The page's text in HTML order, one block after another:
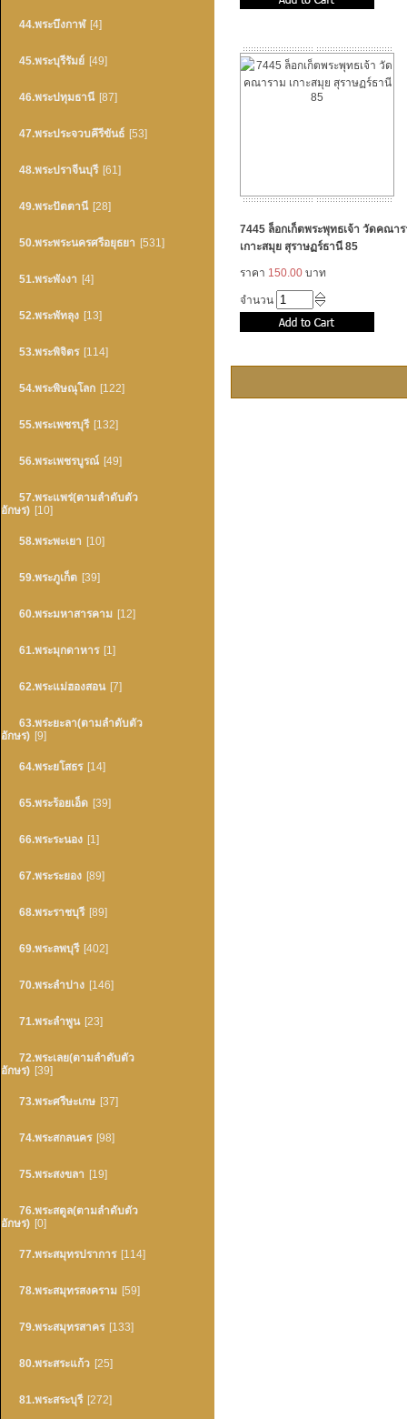
44.พระบึงกาฬ [4]
45.พระบุรีรัมย์ [49]
46.พระปทุมธานี [87]
47.พระประจวบคึรีขันธ์ [53]
48.พระปราจีนบุรี [61]
49.พระปัตตานี [28]
50.พระพระนครศรีอยุธยา [531]
51.พระพังงา [4]
52.พระพัทลุง [13]
53.พระพิจิตร [114]
54.พระพิษณุโลก [122]
55.พระเพชรบุรี [132]
56.พระเพชรบูรณ์ [49]
57.พระแพร่(ตามลำดับตัว
อักษร) [10]
58.พระพะเยา [10]
59.พระภูเก็ต [39]
60.พระมหาสารคาม [12]
61.พระมุกดาหาร [1]
62.พระแม่ฮองสอน [7]
63.พระยะลา(ตามลำดับตัว
อักษร) [9]
64.พระยโสธร [14]
65.พระร้อยเอ็ด [39]
66.พระระนอง [1]
67.พระระยอง [89]
68.พระราชบุรี [89]
69.พระลพบุรี [402]
70.พระลำปาง [146]
71.พระลำพูน [23]
72.พระเลย(ตามลำดับตัว
อักษร) [39]
73.พระศรีษะเกษ [37]
74.พระสกลนคร [98]
75.พระสงขลา [19]
76.พระสตูล(ตามลำดับตัว
อักษร) [0]
77.พระสมุทรปราการ [114]
78.พระสมุทรสงคราม [59]
79.พระสมุทรสาคร [133]
80.พระสระแก้ว [25]
81.พระสระบุรี [272]
7445 ล็อกเก็ตพระพุทธเจ้า วัดคณา
เกาะสมุย สุราษฏร์ธานี 85
ราคา 150.00 บาท
จำนวน